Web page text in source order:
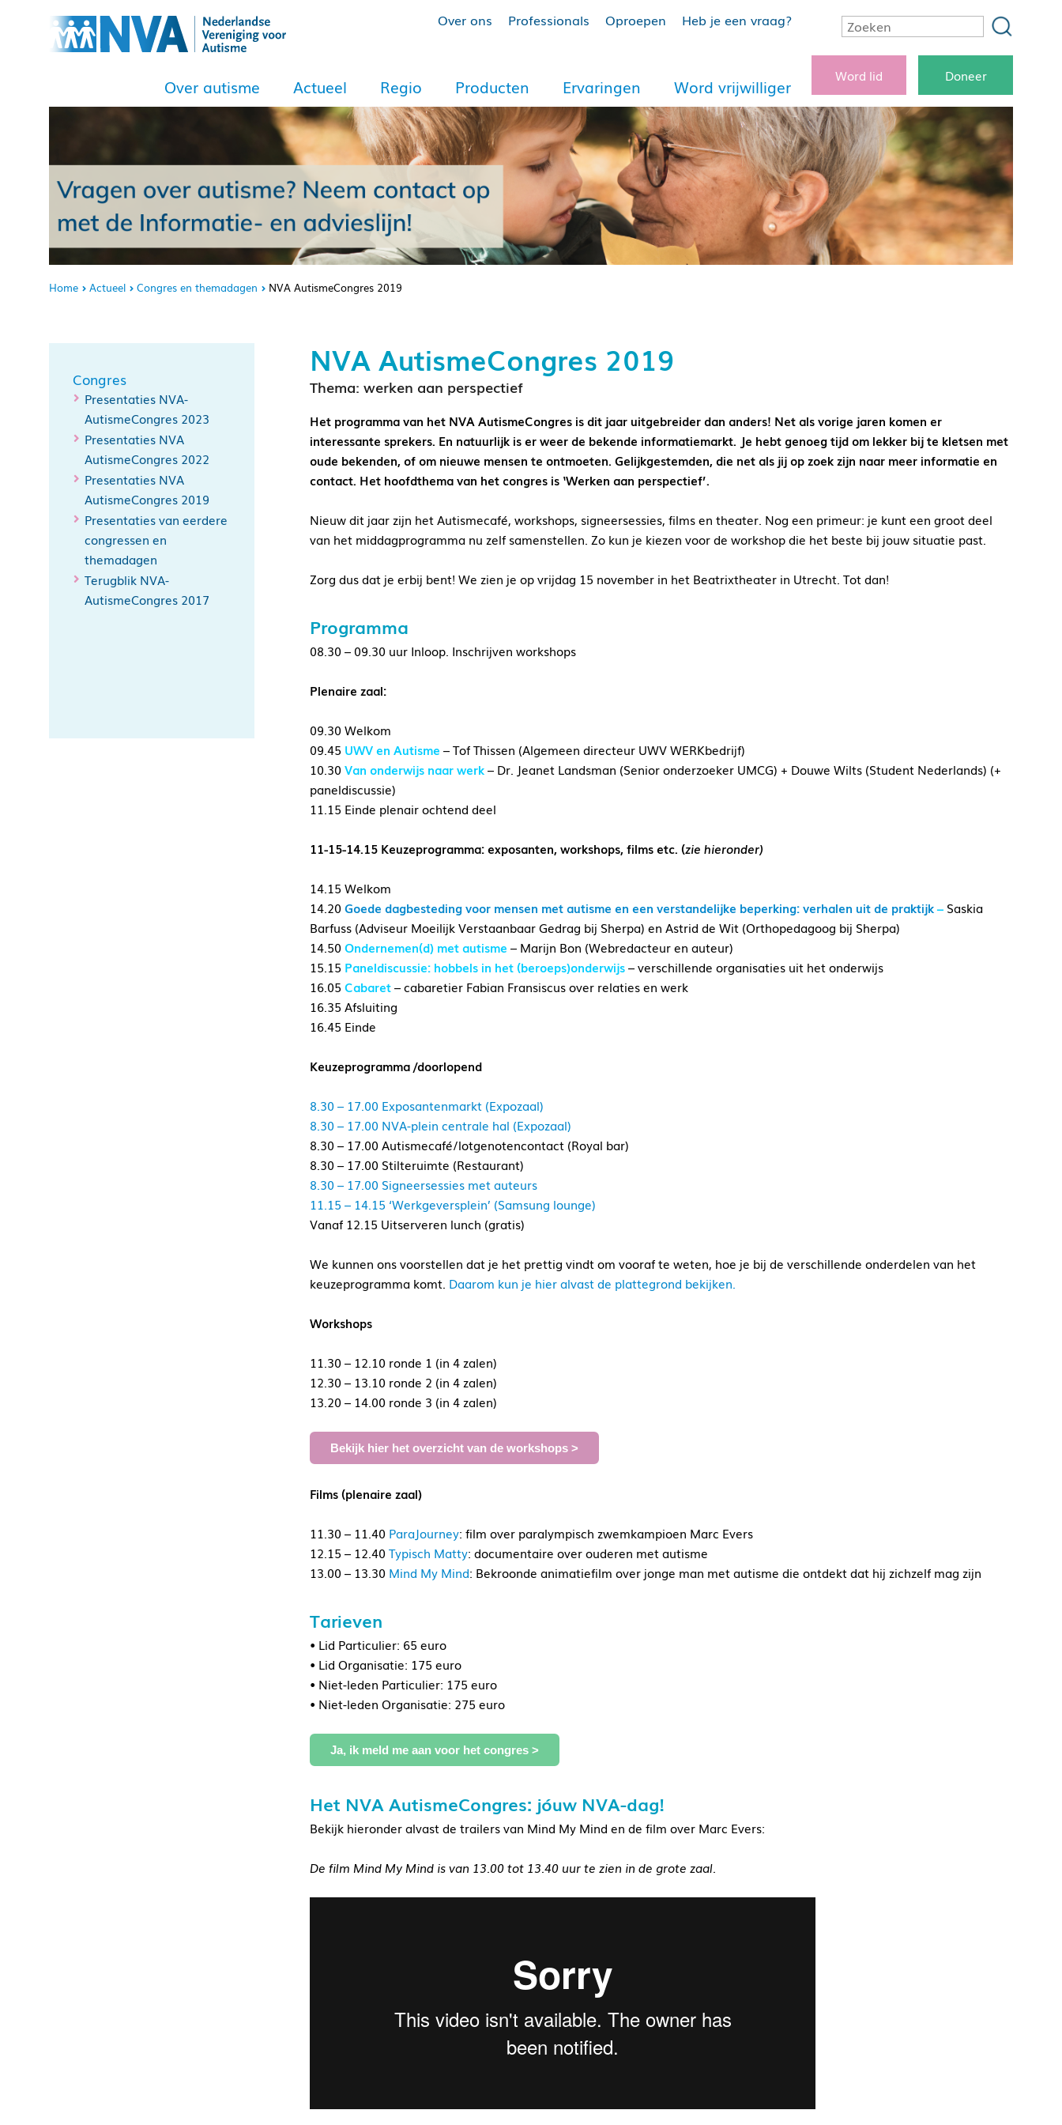
Over ons Professionals Oproepen Heb je een vraag?
Over autisme Actueel Regio Producten Ervaringen Word vrijwilliger
Word lid Doneer
Home Actueel Congres en themadagen NVA AutismeCongres 2019
Congres
Presentaties NVA-
AutismeCongres 2023
Presentaties NVA
AutismeCongres 2022
Presentaties NVA
AutismeCongres 2019
Presentaties van eerdere
congressen en
themadagen
Terugblik NVA-
AutismeCongres 2017
NVA AutismeCongres 2019
Thema: werken aan perspectief
Het programma van het NVA AutismeCongres is dit jaar uitgebreider dan anders! Net als vorige jaren komen er
interessante sprekers. En natuurlijk is er weer de bekende informatiemarkt. Je hebt genoeg tijd om lekker bij te kletsen met
oude bekenden, of om nieuwe mensen te ontmoeten. Gelijkgestemden, die net als jij op zoek zijn naar meer informatie en
contact. Het hoofdthema van het congres is ‘Werken aan perspectief’.
Nieuw dit jaar zijn het Autismecafé, workshops, signeersessies, films en theater. Nog een primeur: je kunt een groot deel
van het middagprogramma nu zelf samenstellen. Zo kun je kiezen voor de workshop die het beste bij jouw situatie past.
Zorg dus dat je erbij bent! We zien je op vrijdag 15 november in het Beatrixtheater in Utrecht. Tot dan!
Programma
08.30 – 09.30 uur Inloop. Inschrijven workshops
Plenaire zaal:
09.30 Welkom
09.45 UWV en Autisme – Tof Thissen (Algemeen directeur UWV WERKbedrijf)
10.30Van onderwijs naar werk– Dr. Jeanet Landsman (Senior onderzoeker UMCG) + Douwe Wilts (Student Nederlands) (+
paneldiscussie)
11.15 Einde plenair ochtend deel
11-15-14.15 Keuzeprogramma: exposanten, workshops, films etc. (zie hieronder)
14.15 Welkom
14.20Goede dagbesteding voor mensen met autisme en een verstandelijke beperking: verhalen uit de praktijk– Saskia
Barfuss (Adviseur Moeilijk Verstaanbaar Gedrag bij Sherpa) en Astrid de Wit (Orthopedagoog bij Sherpa)
14.50Ondernemen(d) met autisme – Marijn Bon (Webredacteur en auteur)
15.15 Paneldiscussie: hobbels in het (beroeps)onderwijs– verschillende organisaties uit het onderwijs
16.05 Cabaret– cabaretier Fabian Fransiscus over relaties en werk
16.35 Afsluiting
16.45 Einde
Keuzeprogramma /doorlopend
8.30 – 17.00 Exposantenmarkt (Expozaal)
8.30 – 17.00 NVA-plein centrale hal (Expozaal)
8.30 – 17.00 Autismecafé/lotgenotencontact (Royal bar)
8.30 – 17.00 Stilteruimte (Restaurant)
8.30 – 17.00 Signeersessies met auteurs
11.15 – 14.15 ‘Werkgeversplein’ (Samsung lounge)
Vanaf 12.15 Uitserveren lunch (gratis)
We kunnen ons voorstellen dat je het prettig vindt om vooraf te weten, hoe je bij de verschillende onderdelen van het
keuzeprogramma komt. Daarom kun je hier alvast de plattegrond bekijken.
Workshops
11.30 – 12.10 ronde 1 (in 4 zalen)
12.30 – 13.10 ronde 2 (in 4 zalen)
13.20 – 14.00 ronde 3 (in 4 zalen)
Bekijk hier het overzicht van de workshops >
Films (plenaire zaal)
11.30 – 11.40 ParaJourney: film over paralympisch zwemkampioen Marc Evers
12.15 – 12.40Typisch Matty: documentaire over ouderen met autisme
13.00 – 13.30 Mind My Mind: Bekroonde animatiefilm over jonge man met autisme die ontdekt dat hij zichzelf mag zijn
Tarieven
• Lid Particulier: 65 euro
• Lid Organisatie: 175 euro
• Niet-leden Particulier: 175 euro
• Niet-leden Organisatie: 275 euro
Ja, ik meld me aan voor het congres >
Het NVA AutismeCongres: jóuw NVA-dag!
Bekijk hieronder alvast de trailers van Mind My Mind en de film over Marc Evers:
De film Mind My Mind is van 13.00 tot 13.40 uur te zien in de grote zaal.